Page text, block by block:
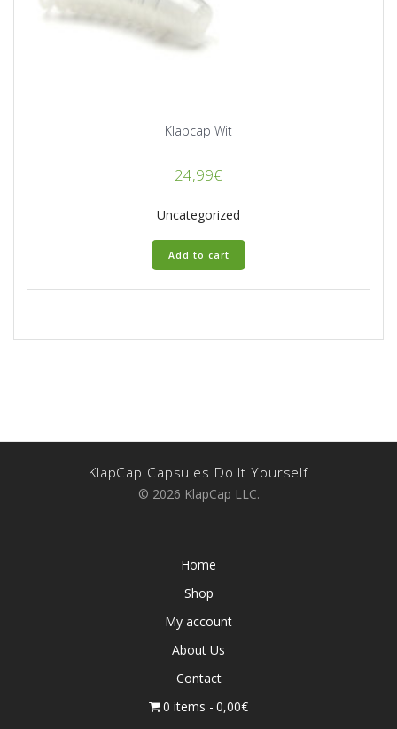
Klapcap Wit
24,99€
Uncategorized
Add to cart
KlapCap Capsules Do It Yourself
© 2026 KlapCap LLC.
Home
Shop
My account
About Us
Contact
0 items
0,00€